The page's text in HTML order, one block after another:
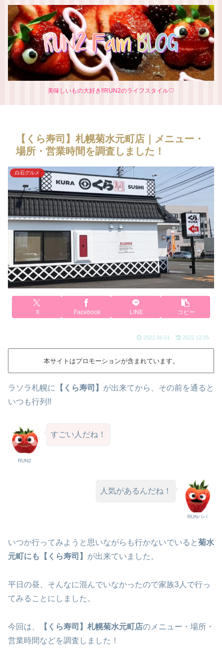
美味しいもの大好き‼RUN2のライフスタイル♡
【くら寿司】札幌菊水元町店｜メニュー・
場所・営業時間を調査しました！
白石グルメ
X Facebook LINE コピー
2022.06.01 2022.12.05
本サイトはプロモーションが含まれています。
ラソラ札幌に 【くら寿司】 が出来てから、その前を通ると
いつも行列‼
RUN2
すごい人だね！
RUNパパ
人気があるんだね！
いつか行ってみようと思いながらも行かないでいると菊水
元町にも【くら寿司】 が出来ていました。
平日の昼、そんなに混んでいなかったので家族3人で行っ
てみることにしました。
今回は、 【くら寿司】札幌菊水元町店のメニュー・場所・
営業時間などを調査しました！